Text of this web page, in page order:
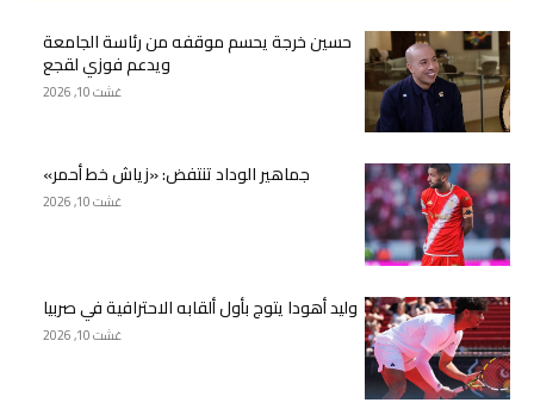
حسين خرجة يحسم موقفه من رئاسة الجامعة
ويدعم فوزي لقجع
غشت 10, 2026
جماهير الوداد تنتفض: «زياش خط أحمر»
غشت 10, 2026
وليد أهودا يتوج بأول ألقابه الاحترافية في صربيا
غشت 10, 2026